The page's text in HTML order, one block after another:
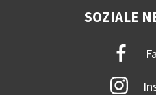
SOZIALE